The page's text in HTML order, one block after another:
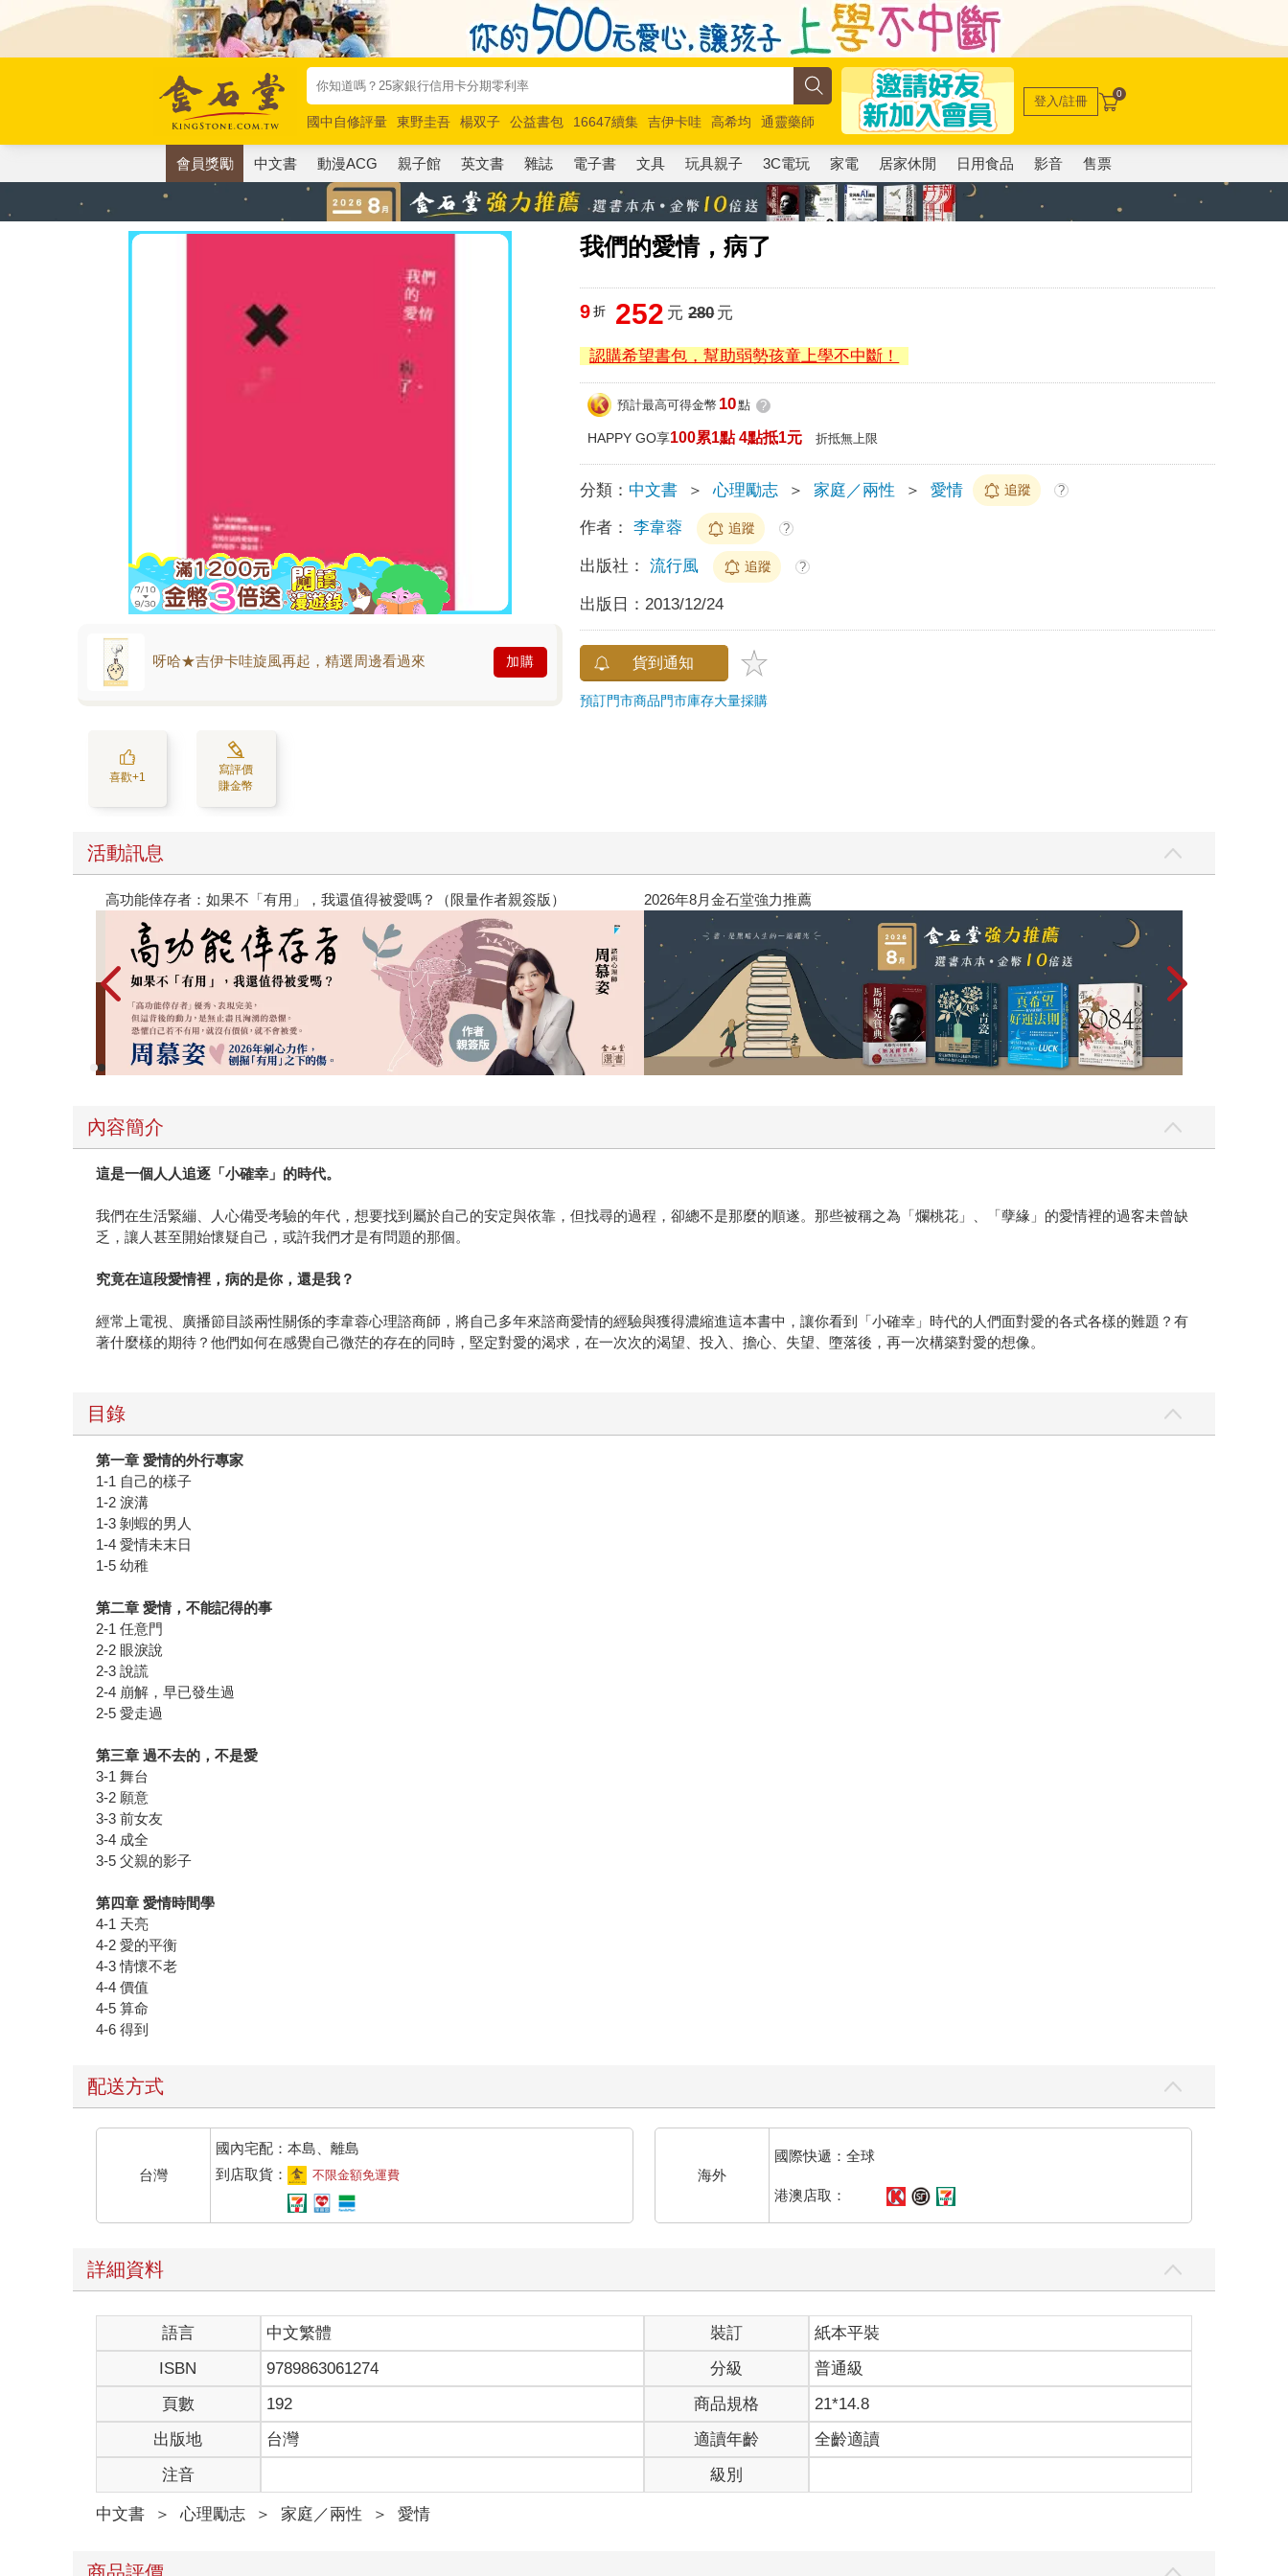
國中自修評量 東野圭吾 楊双子 公益書包 16647續集 吉伊卡哇 高希均
通靈藥師
唯紅花綻放
奧德賽 路邊攤新作 馬斯克 玩具總動員5 超慢跑
登入/註冊 0
會員獎勵 中文書 動漫ACG 親子館 英文書 雜誌 電子書 文具 玩具親子 3C電玩 家電 居家休閒 日用食品 影音 售票
我們的愛情，病了
呀哈★吉伊卡哇旋風再起，精選周邊看過來 加購
喜歡+1
寫評價
賺金幣
9 折 252 元 280元
認購希望書包，幫助弱勢孩童上學不中斷！
預計最高可得金幣 10點 ?
HAPPY GO享100累1點 4點抵1元 折抵無上限
分類： 中文書 ＞ 心理勵志 ＞ 家庭／兩性 ＞ 愛情 追蹤 ?
作者： 李韋蓉 追蹤 ?
出版社： 流行風 追蹤 ?
出版日： 2013/12/24
貨到通知
預訂門市商品門市庫存大量採購
活動訊息
閱讀漫遊錄-2026上半年暢銷榜 飛吧，鴻！：母親、我與中國（暢銷全球逾1500萬冊《鴻》最新系列作）
內容簡介
這是一個人人追逐「小確幸」的時代。
我們在生活緊繃、人心備受考驗的年代，想要找到屬於自己的安定與依靠，但找尋的過程，卻總不是那麼的順遂。那些被稱之為「爛桃花」、「孽緣」的愛情裡的過客未曾缺
乏，讓人甚至開始懷疑自己，或許我們才是有問題的那個。
究竟在這段愛情裡，病的是你，還是我？
經常上電視、廣播節目談兩性關係的李韋蓉心理諮商師，將自己多年來諮商愛情的經驗與獲得濃縮進這本書中，讓你看到「小確幸」時代的人們面對愛的各式各樣的難題？有
著什麼樣的期待？他們如何在感覺自己微茫的存在的同時，堅定對愛的渴求，在一次次的渴望、投入、擔心、失望、墮落後，再一次構築對愛的想像。
目錄
第一章 愛情的外行專家
1-1 自己的樣子
1-2 淚溝
1-3 剝蝦的男人
1-4 愛情未末日
1-5 幼稚
第二章 愛情，不能記得的事
2-1 任意門
2-2 眼淚說
2-3 說謊
2-4 崩解，早已發生過
2-5 愛走過
第三章 過不去的，不是愛
3-1 舞台
3-2 願意
3-3 前女友
3-4 成全
3-5 父親的影子
第四章 愛情時間學
4-1 天亮
4-2 愛的平衡
4-3 情懷不老
4-4 價值
4-5 算命
4-6 得到
配送方式
台灣
國內宅配：本島、離島
到店取貨：
不限金額免運費 海外
國際快遞：全球
港澳店取：
詳細資料
語言 中文繁體 裝訂
紙本平裝
ISBN
9789863061274 分級
普通級
頁數
192 商品規格
21*14.8
出版地
台灣 適讀年齡
全齡適讀
注音
級別
中文書 ＞ 心理勵志 ＞ 家庭／兩性 ＞ 愛情